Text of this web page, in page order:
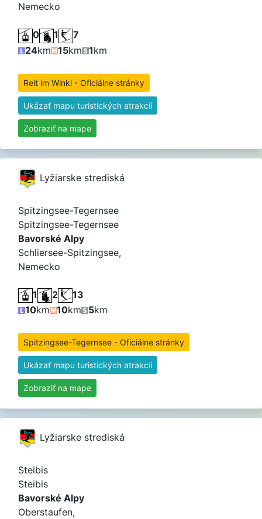
Nemecko
0 1
7
24km 15km 1km
Reit im Winkl - Oficiálne stránky
Ukázať mapu turistických atrakcií
Zobraziť na mape
Lyžiarske strediská
Spitzingsee-Tegernsee
Spitzingsee-Tegernsee
Bavorské Alpy
Schliersee-Spitzingsee,
Nemecko
1 2
13
10km 10km 5km
Spitzingsee-Tegernsee - Oficiálne stránky
Ukázať mapu turistických atrakcií
Zobraziť na mape
Lyžiarske strediská
Steibis
Steibis
Bavorské Alpy
Oberstaufen,